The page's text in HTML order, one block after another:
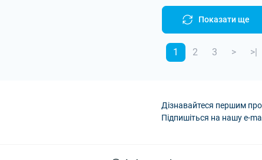
Показати ще
1 2 3 > >|
Дізнавайтеся першим про
Підпишіться на нашу e-